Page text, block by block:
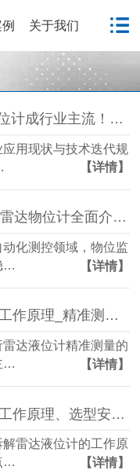
关于我们
80G雷达液位计成行业主流！国产雷达液位计五大发展趋势解析
用现状与技术迭代规
【详情】
HBRD 导波雷达物位计全面介绍、应用场景及核心优势
化测控领域，物位监
…
【详情】
雷达液位计工作原理_精准测量储罐液位的方法-毫米级精度保障
达液位计精准测量的
…
【详情】
雷达液位计工作原理、选型安装及常见故障处理全解析
雷达液位计的工作原
…
【详情】